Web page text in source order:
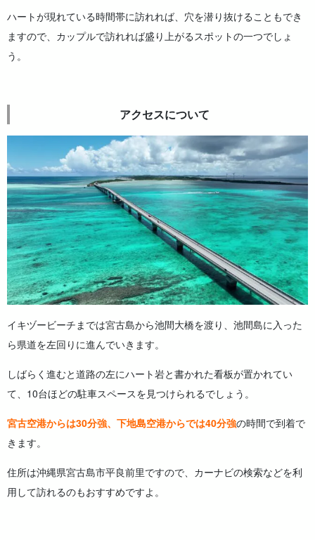
ハートが現れている時間帯に訪れれば、穴を潜り抜けることもでき
ますので、カップルで訪れれば盛り上がるスポットの一つでしょ
う。
アクセスについて
イキヅービーチまでは宮古島から池間大橋を渡り、池間島に入った
ら県道を左回りに進んでいきます。
しばらく進むと道路の左にハート岩と書かれた看板が置かれてい
て、10台ほどの駐車スペースを見つけられるでしょう。
宮古空港からは30分強、下地島空港からでは40分強の時間で到着で
きます。
住所は沖縄県宮古島市平良前里ですので、カーナビの検索などを利
用して訪れるのもおすすめですよ。